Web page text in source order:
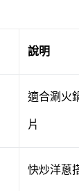
說明
適合涮火
片
快炒洋蔥